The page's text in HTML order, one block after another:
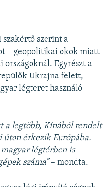
szakértő szerint a
– geopolitikai okok miatt
Egyrészt a
Ukrajna felett,
légteret használó
a legtöbb, Kínából rendelt
úton érkezik Európába.
légtérben is
száma”– mondta.